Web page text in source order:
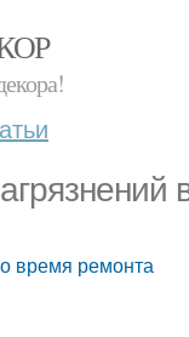
время ремонта